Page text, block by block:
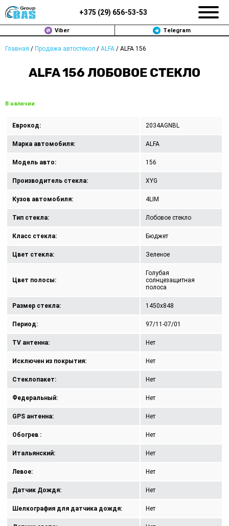
+375 (29) 656-53-53
Viber Telegram
Главная / Продажа автостёкол / ALFA / ALFA 156
ALFA 156 ЛОБОВОЕ СТЕКЛО
В наличии
Еврокод: 2034AGNBL
Марка автомобиля: ALFA
Модель авто: 156
Производитель стекла: XYG
Кузов автомобиля: 4LIM
Тип стекла: Лобовое стекло
Класс стекла: Бюджет
Цвет стекла: Зеленое
Цвет полосы:
Голубая
солнцезащитная
полоса
Размер стекла: 1450x848
Период: 97/11-07/01
TV антенна: Нет
Исключен из покрытия: Нет
Стеклопакет: Нет
Федеральный: Нет
GPS антенна: Нет
Обогрев : Нет
Итальянский: Нет
Левое: Нет
Датчик Дождя: Нет
Шелкография для датчика дождя: Нет
ЗАМЕНА АВТОСТЕКОЛ В МИНСКЕ
ПРОДАЖА АВТОСТЁКОЛ
РЕМОНТ
ДОП. УСЛУГИ
ВОПРОС-ОТВЕТ
ПОЛИТИКА КОНФИДЕНЦИАЛЬНОСТИ